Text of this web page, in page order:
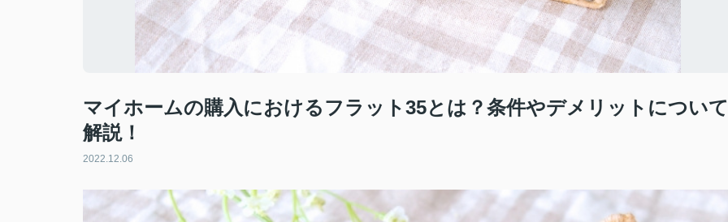
マイホームの購入におけるフラット35とは？条件やデメリットについて
解説！
2022.12.06